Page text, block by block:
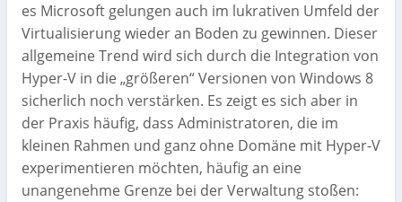
es Microsoft gelungen auch im lukrativen Umfeld der
Virtualisierung wieder an Boden zu gewinnen. Dieser
allgemeine Trend wird sich durch die Integration von
Hyper-V in die „größeren“ Versionen von Windows 8
sicherlich noch verstärken. Es zeigt es sich aber in
der Praxis häufig, dass Administratoren, die im
kleinen Rahmen und ganz ohne Domäne mit Hyper-V
experimentieren möchten, häufig an eine
unangenehme Grenze bei der Verwaltung stoßen: